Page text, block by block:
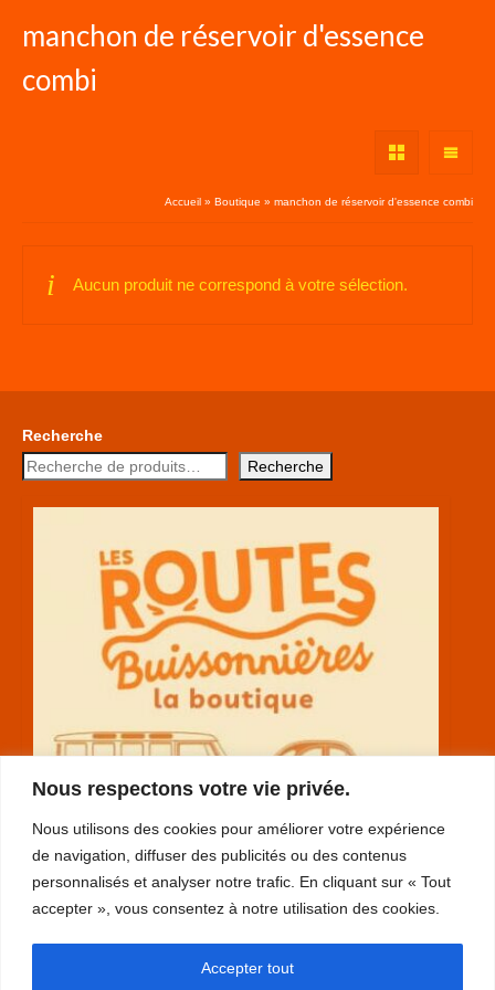
Nous respectons votre vie privée.
Nous utilisons des cookies pour améliorer votre expérience
de navigation, diffuser des publicités ou des contenus
personnalisés et analyser notre trafic. En cliquant sur « Tout
accepter », vous consentez à notre utilisation des cookies.
Accepter tout
manchon de réservoir d'essence
combi
Accueil » Boutique » manchon de réservoir d'essence combi
Aucun produit ne correspond à votre sélection.
Recherche
Recherche
RGPD